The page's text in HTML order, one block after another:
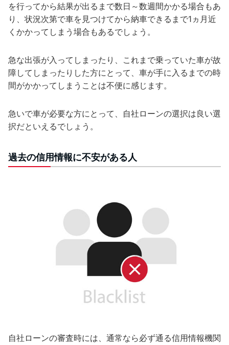
を行ってから結果が出るまで数日～数週間かかる場合もあ
り、状況次第で車を見つけてから納車できるまで1ヵ月近
くかかってしまう場合もあるでしょう。
急な出張が入ってしまったり、これまで乗っていた車が故
障してしまったりした方にとって、車が手に入るまでの時
間がかかってしまうことは不便に感じます。
急いで車が必要な方にとって、自社ローンの選択は良い選
択だといえるでしょう。
過去の信用情報に不安がある人
自社ローンの審査時には、通常なら必ず通る信用情報機関